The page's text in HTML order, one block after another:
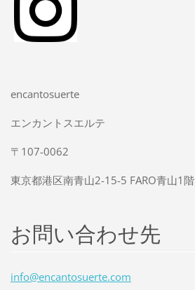
encantosuerte
エンカントスエルテ
〒107-0062
東京都港区南青山2-15-5 FARO青山1階
お問い合わせ先
info@encantosuerte.com